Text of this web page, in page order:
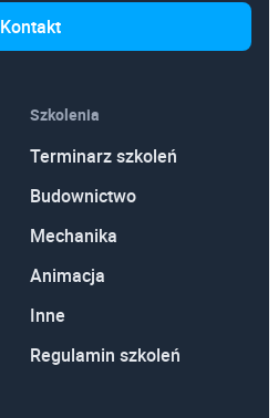
Kontakt
Szkolenia
Terminarz szkoleń
Budownictwo
Mechanika
Animacja
Inne
Regulamin szkoleń